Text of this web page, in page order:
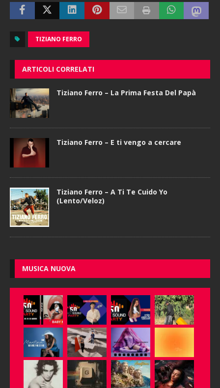
TIZIANO FERRO
ARTICOLI CORRELATI
Tiziano Ferro – La Prima Festa Del Papà
Tiziano Ferro – E ti vengo a cercare
Tiziano Ferro – A Ti Te Cuido Yo
(Lento/Veloz)
MUSICA NUOVA